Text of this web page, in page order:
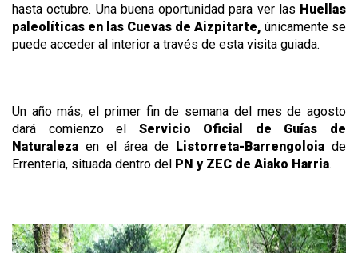
hasta octubre. Una buena oportunidad para ver las Huellas
paleolíticas en las Cuevas de Aizpitarte, únicamente se
puede acceder al interior a través de esta visita guiada.
Un año más, el primer fin de semana del mes de agosto
dará comienzo el Servicio Oficial de Guías de
Naturaleza en el área de Listorreta-Barrengoloia de
Errenteria, situada dentro del PN y ZEC de Aiako Harria.